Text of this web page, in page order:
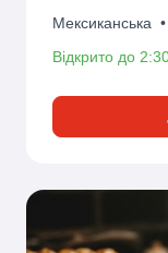
Мексиканська •
Відкрито до